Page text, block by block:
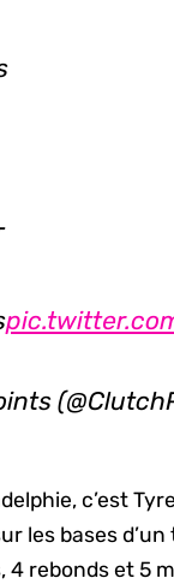
c’est
les bases
4 rebonds et 5